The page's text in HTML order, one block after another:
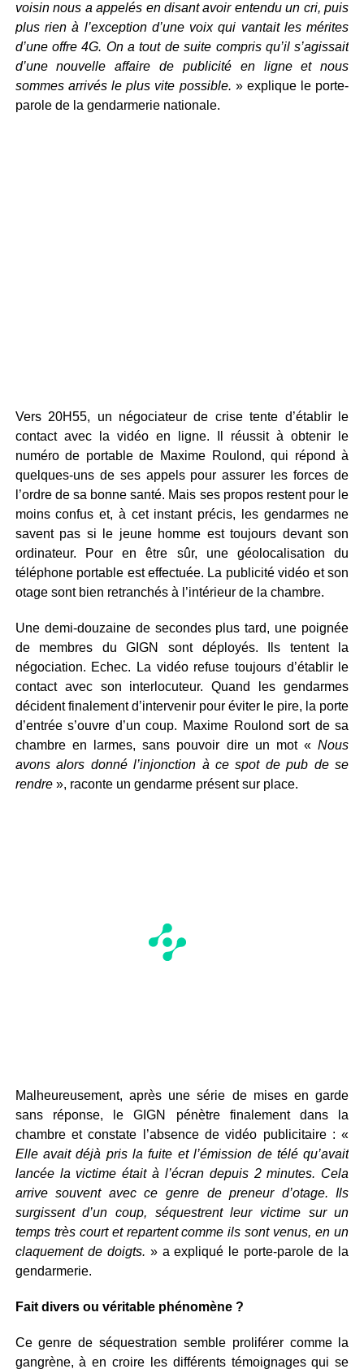
voisin nous a appelés en disant avoir entendu un cri, puis
plus rien à l’exception d’une voix qui vantait les mérites
d’une offre 4G. On a tout de suite compris qu’il s’agissait
d’une nouvelle affaire de publicité en ligne et nous
sommes arrivés le plus vite possible. » explique le porte-
parole de la gendarmerie nationale.
Vers 20H55, un négociateur de crise tente d’établir le
contact avec la vidéo en ligne. Il réussit à obtenir le
numéro de portable de Maxime Roulond, qui répond à
quelques-uns de ses appels pour assurer les forces de
l’ordre de sa bonne santé. Mais ses propos restent pour le
moins confus et, à cet instant précis, les gendarmes ne
savent pas si le jeune homme est toujours devant son
ordinateur. Pour en être sûr, une géolocalisation du
téléphone portable est effectuée. La publicité vidéo et son
otage sont bien retranchés à l’intérieur de la chambre.
Une demi-douzaine de secondes plus tard, une poignée
de membres du GIGN sont déployés. Ils tentent la
négociation. Echec. La vidéo refuse toujours d’établir le
contact avec son interlocuteur. Quand les gendarmes
décident finalement d’intervenir pour éviter le pire, la porte
d’entrée s’ouvre d’un coup. Maxime Roulond sort de sa
chambre en larmes, sans pouvoir dire un mot «Nous
avons alors donné l’injonction à ce spot de pub de se
rendre», raconte un gendarme présent sur place.
Malheureusement, après une série de mises en garde
sans réponse, le GIGN pénètre finalement dans la
chambre et constate l’absence de vidéo publicitaire : «
Elle avait déjà pris la fuite et l’émission de télé qu’avait
lancée la victime était à l’écran depuis 2 minutes. Cela
arrive souvent avec ce genre de preneur d’otage. Ils
surgissent d’un coup, séquestrent leur victime sur un
temps très court et repartent comme ils sont venus, en un
claquement de doigts. » a expliqué le porte-parole de la
gendarmerie.
Fait divers ou véritable phénomène ?
Ce genre de séquestration semble proliférer comme la
gangrène, à en croire les différents témoignages qui se